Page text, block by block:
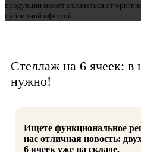
продукции может отличаться от
публичной офертой.
Стеллаж на 6 ячеек: в
нужно!
Ищете функциональное
нас отличная новость:
6 ячеек уже на складе.